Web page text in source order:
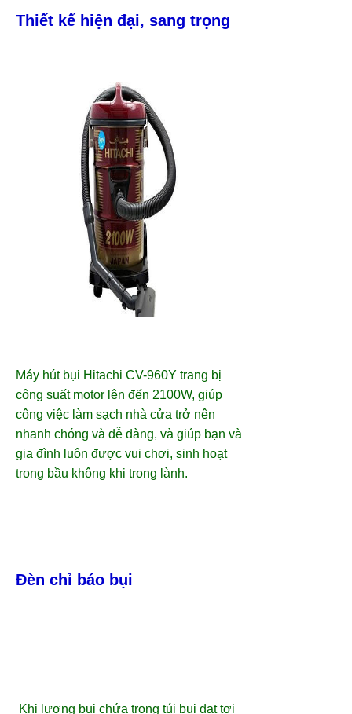
Thiết kế hiện đại, sang trọng
Máy hút bụi Hitachi CV-960Y trang bị
công suất motor lên đến 2100W, giúp
công việc làm sạch nhà cửa trở nên
nhanh chóng và dễ dàng, và giúp bạn và
gia đình luôn được vui chơi, sinh hoạt
trong bầu không khi trong lành.
Đèn chỉ báo bụi
Khi lượng bụi chứa trong túi bụi đạt tơi